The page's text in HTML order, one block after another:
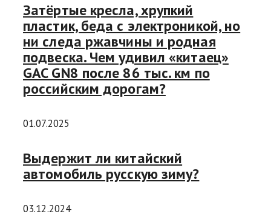
Затёртые кресла, хрупкий
пластик, беда с электроникой, но
ни следа ржавчины и родная
подвеска. Чем удивил «китаец»
GAC GN8 после 86 тыс. км по
российским дорогам?
01.07.2025
Выдержит ли китайский
автомобиль русскую зиму?
03.12.2024